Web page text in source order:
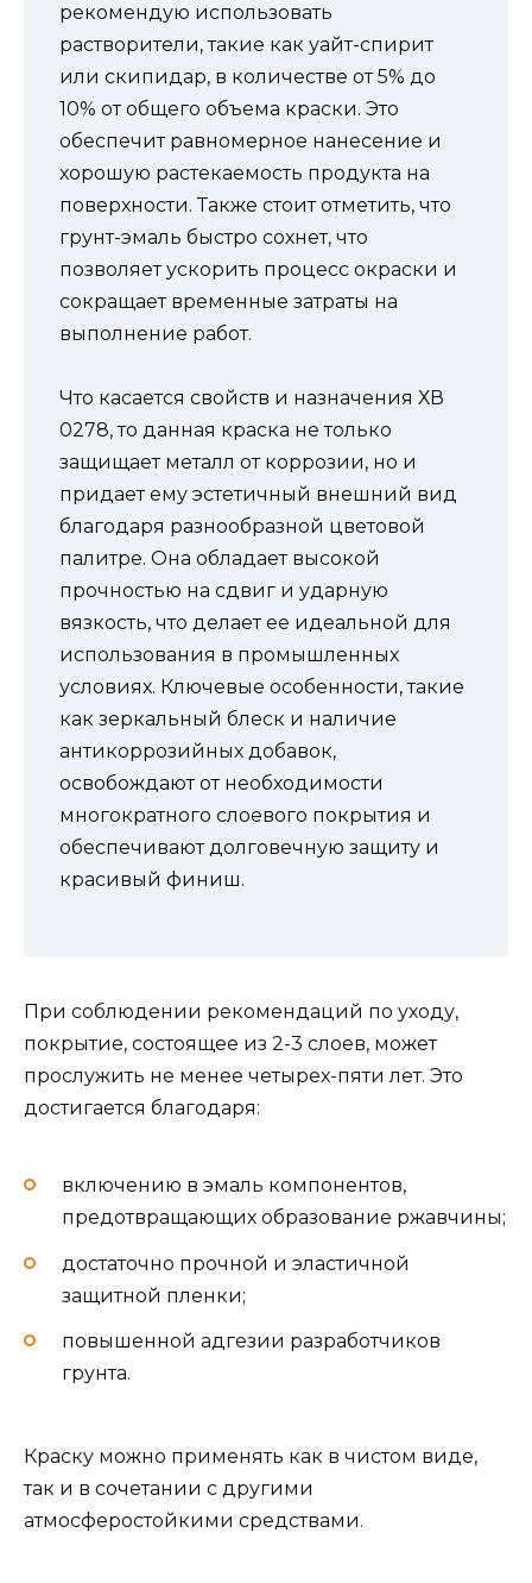
рекомендую использовать
растворители, такие как уайт-спирит
или скипидар, в количестве от 5% до
10% от общего объема краски. Это
обеспечит равномерное нанесение и
хорошую растекаемость продукта на
поверхности. Также стоит отметить, что
грунт-эмаль быстро сохнет, что
позволяет ускорить процесс окраски и
сокращает временные затраты на
выполнение работ.
Что касается свойств и назначения ХВ
0278, то данная краска не только
защищает металл от коррозии, но и
придает ему эстетичный внешний вид
благодаря разнообразной цветовой
палитре. Она обладает высокой
прочностью на сдвиг и ударную
вязкость, что делает ее идеальной для
использования в промышленных
условиях. Ключевые особенности, такие
как зеркальный блеск и наличие
антикоррозийных добавок,
освобождают от необходимости
многократного слоевого покрытия и
обеспечивают долговечную защиту и
красивый финиш.
При соблюдении рекомендаций по уходу,
покрытие, состоящее из 2-3 слоев, может
прослужить не менее четырех-пяти лет. Это
достигается благодаря:
включению в эмаль компонентов,
предотвращающих образование ржавчины;
достаточно прочной и эластичной
защитной пленки;
повышенной адгезии разработчиков
грунта.
Краску можно применять как в чистом виде,
так и в сочетании с другими
атмосферостойкими средствами.